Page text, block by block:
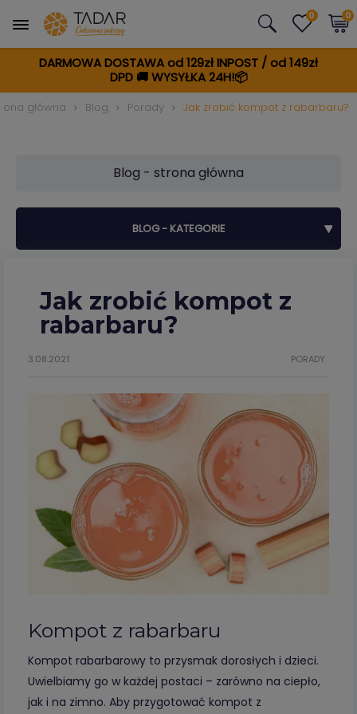
DARMOWA DOSTAWA od 129zł INPOST / od 149zł
DPD🚚WYSYŁKA 24H!📦
0 0
główna Blog Porady Jak zrobić kompot z rabarbaru?
BLOG - KATEGORIE
Blog - strona główna
Jak zrobić kompot z
rabarbaru?
PORADY
3.08.2021
Kompot z rabarbaru
Kompot rabarbarowy to przysmak dorosłych i dzieci.
Uwielbiamy go w każdej postaci – zarówno na ciepło,
jak i na zimno. Aby przygotować kompot z